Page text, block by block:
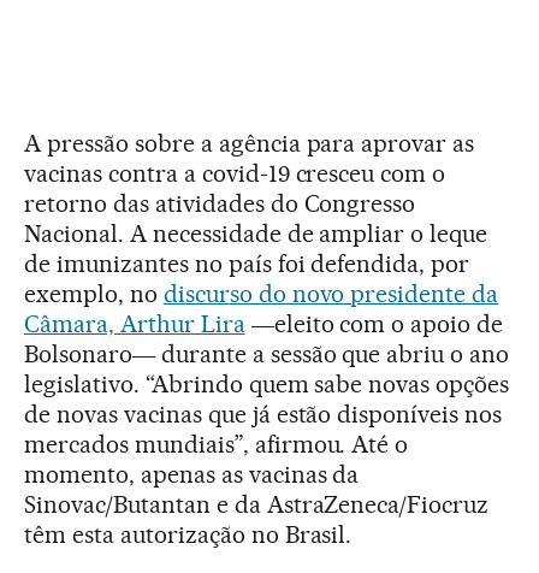
A pressão sobre a agência para aprovar as
vacinas contra a covid-19 cresceu com o
retorno das atividades do Congresso
Nacional. A necessidade de ampliar o leque
de imunizantes no país foi defendida, por
exemplo, no discurso do novo presidente da
Câmara, Arthur Lira―eleito com o apoio de
Bolsonaro― durante a sessão que abriu o ano
legislativo. “Abrindo quem sabe novas opções
de novas vacinas que já estão disponíveis nos
mercados mundiais”, afirmou. Até o
momento, apenas as vacinas da
Sinovac/Butantan e da AstraZeneca/Fiocruz
têm esta autorização no Brasil.